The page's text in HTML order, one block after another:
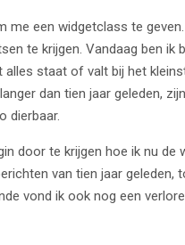
een widgetclass te
te krijgen. Vandaag ben ik
alles staat of valt bij het
dan tien jaar geleden,
dierbaar.
door te krijgen hoe ik nu de
van tien jaar geleden,
vond ik ook nog een